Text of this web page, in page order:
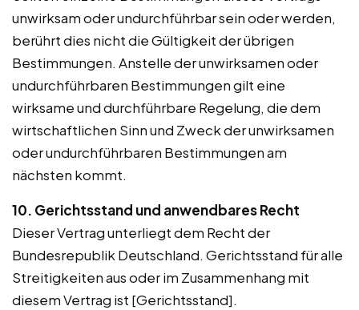
unwirksam oder undurchführbar sein oder werden,
berührt dies nicht die Gültigkeit der übrigen
Bestimmungen. Anstelle der unwirksamen oder
undurchführbaren Bestimmungen gilt eine
wirksame und durchführbare Regelung, die dem
wirtschaftlichen Sinn und Zweck der unwirksamen
oder undurchführbaren Bestimmungen am
nächsten kommt.
10. Gerichtsstand und anwendbares Recht
Dieser Vertrag unterliegt dem Recht der
Bundesrepublik Deutschland. Gerichtsstand für alle
Streitigkeiten aus oder im Zusammenhang mit
diesem Vertrag ist [Gerichtsstand].